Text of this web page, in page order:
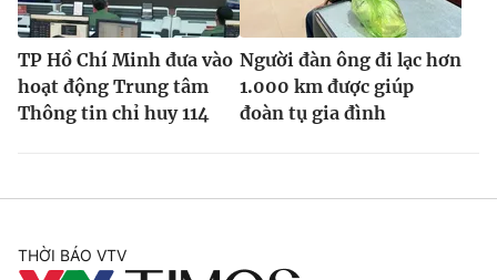
TP Hồ Chí Minh đưa vào
hoạt động Trung tâm
Thông tin chỉ huy 114
Người đàn ông đi lạc hơn
1.000 km được giúp
đoàn tụ gia đình
THỜI BÁO VTV